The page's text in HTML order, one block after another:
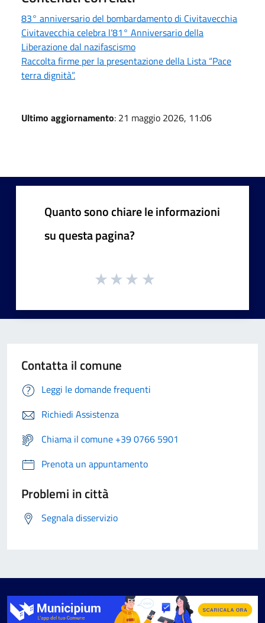
83° anniversario del bombardamento di Civitavecchia
Civitavecchia celebra l’81° Anniversario della
Liberazione dal nazifascismo
Raccolta firme per la presentazione della Lista “Pace
terra dignità”.
Ultimo aggiornamento: 21 maggio 2026, 11:06
Quanto sono chiare le informazioni
su questa pagina?
Contatta il comune
Leggi le domande frequenti
Richiedi Assistenza
Chiama il comune +39 0766 5901
Prenota un appuntamento
Problemi in città
Segnala disservizio